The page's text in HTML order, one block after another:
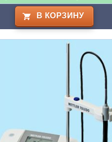
В КОРЗИНУ